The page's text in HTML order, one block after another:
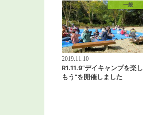
一般
2019.11.10
R1.11.9”デイキャンプを楽し
もう”を開催しました